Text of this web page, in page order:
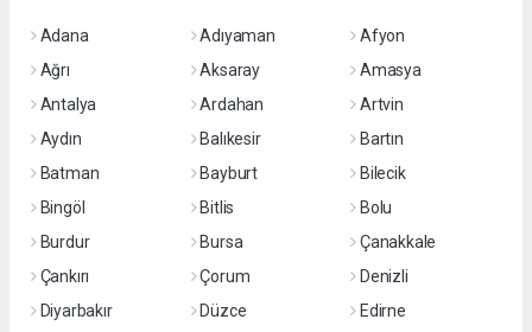
Adana Adıyaman
Afyon
Ağrı
Aksaray
Amasya
Antalya
Ardahan
Artvin
Aydın
Balıkesir
Bartın
Batman
Bayburt
Bilecik
Bingöl
Bitlis
Bolu
Burdur
Bursa
Çanakkale
Çankırı
Çorum
Denizli
Diyarbakır
Düzce
Edirne